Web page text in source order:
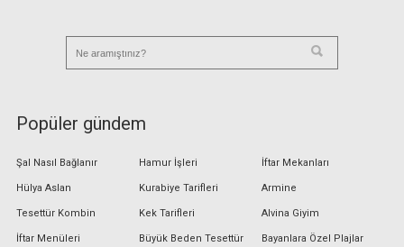
Popüler gündem
Şal Nasıl Bağlanır
Hülya Aslan
Tesettür Kombin
İftar Menüleri
Hamur İşleri
Kurabiye Tarifleri
Kek Tarifleri
Büyük Beden Tesettür
İftar Mekanları
Armine
Alvina Giyim
Bayanlara Özel Plajlar